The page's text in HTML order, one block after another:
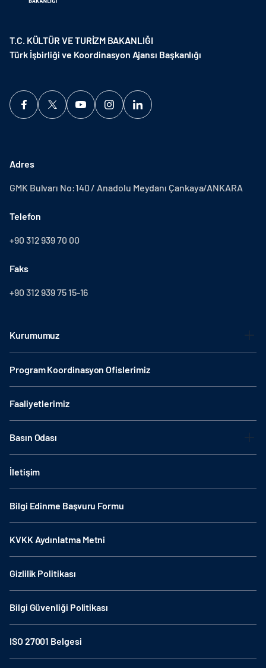
T.C. KÜLTÜR VE TURİZM BAKANLIĞI
Türk İşbirliği ve Koordinasyon Ajansı Başkanlığı
Adres
GMK Bulvarı No:140 / Anadolu Meydanı Çankaya/ANKARA
Telefon
+90 312 939 70 00
Faks
+90 312 939 75 15-16
Kurumumuz
Program Koordinasyon Ofislerimiz
Faaliyetlerimiz
Basın Odası
İletişim
Bilgi Edinme Başvuru Formu
KVKK Aydınlatma Metni
Gizlilik Politikası
Bilgi Güvenliği Politikası
ISO 27001 Belgesi